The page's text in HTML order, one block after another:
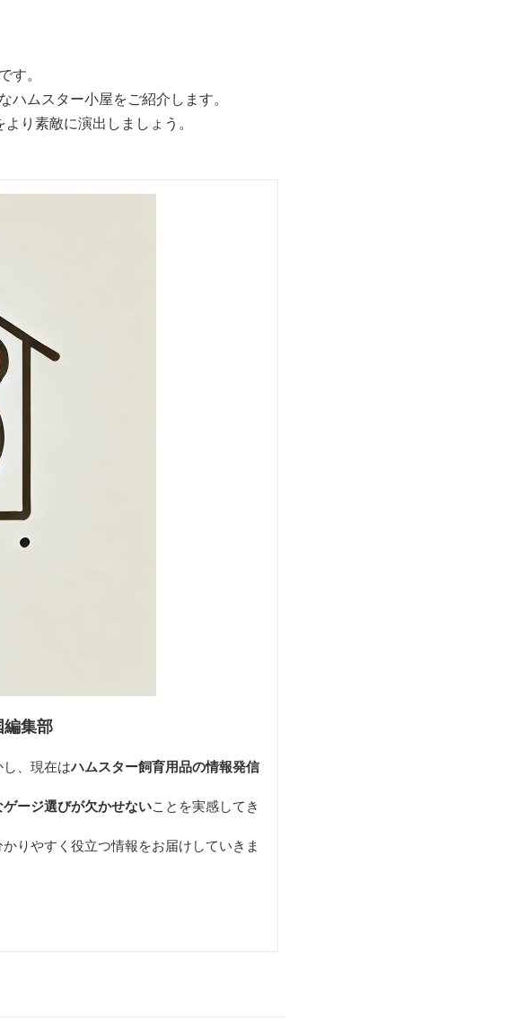
。
ムスター小屋をご紹介します。
り素敵に演出しましょう。
集部
、現在はハムスター飼育用品の情報発信
ージ選びが欠かせないことを実感してき
りやすく役立つ情報をお届けしていきま